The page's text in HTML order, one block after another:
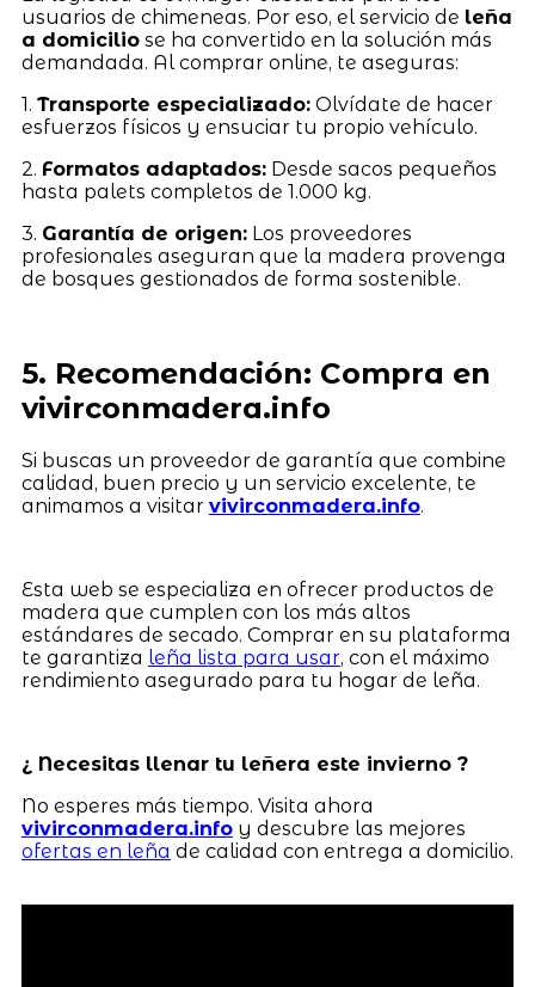
usuarios de chimeneas. Por eso, el servicio de leña
a domiciliose ha convertido en la solución más
demandada. Al comprar online, te aseguras:
1. Transporte especializado:Olvídate de hacer
esfuerzos físicos y ensuciar tu propio vehículo.
2. Formatos adaptados:Desde sacos pequeños
hasta palets completos de 1.000 kg.
3. Garantía de origen:Los proveedores
profesionales aseguran que la madera provenga
de bosques gestionados de forma sostenible.
5. Recomendación: Compra en
vivirconmadera.info
Si buscas un proveedor de garantía que combine
calidad, buen precio y un servicio excelente, te
animamos a visitar vivirconmadera.info.
Esta web se especializa en ofrecer productos de
madera que cumplen con los más altos
estándares de secado. Comprar en su plataforma
te garantiza leña lista para usar, con el máximo
rendimiento asegurado para tu hogar de leña.
¿ Necesitas llenar tu leñera este invierno ?
No esperes más tiempo. Visita ahora
vivirconmadera.infoy descubre las mejores
ofertas en leña de calidad con entrega a domicilio.